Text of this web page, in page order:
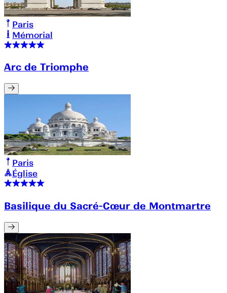
Paris
Mémorial
Arc de Triomphe
Paris
Église
Basilique du Sacré-Cœur de Montmartre